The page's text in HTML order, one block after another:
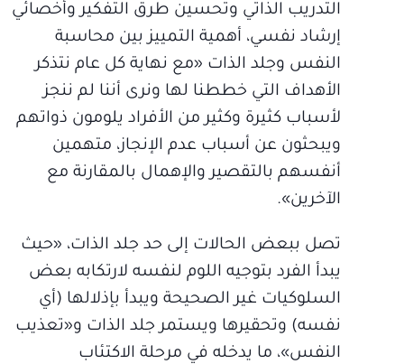
التدريب الذاتي وتحسين طرق التفكير وأخصائي
إرشاد نفسي، أهمية التمييز بين محاسبة
النفس وجلد الذات «مع نهاية كل عام نتذكر
الأهداف التي خططنا لها ونرى أننا لم ننجز
لأسباب كثيرة وكثير من الأفراد يلومون ذواتهم
ويبحثون عن أسباب عدم الإنجاز، متهمين
أنفسهم بالتقصير والإهمال بالمقارنة مع
الآخرين».
تصل ببعض الحالات إلى حد جلد الذات، «حيث
يبدأ الفرد بتوجيه اللوم لنفسه لارتكابه بعض
السلوكيات غير الصحيحة ويبدأ بإذلالها (أي
نفسه) وتحقيرها ويستمر جلد الذات و«تعذيب
النفس»، ما يدخله في مرحلة الاكتئاب